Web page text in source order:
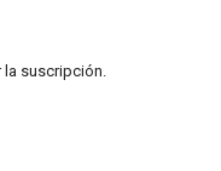
suscripción.